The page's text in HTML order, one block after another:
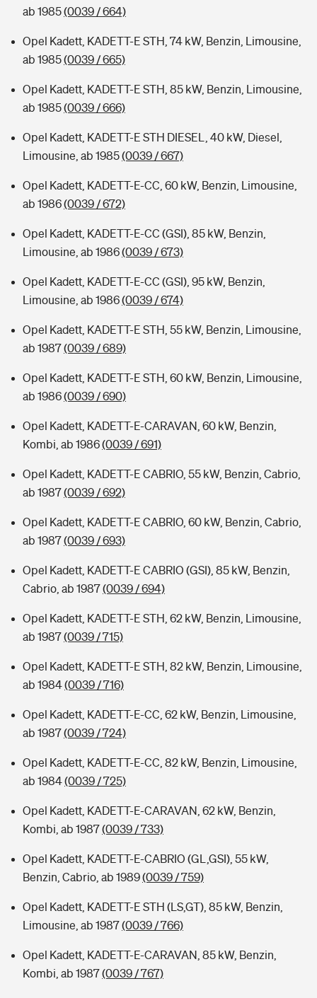
ab 1985(0039 / 664)
Opel Kadett, KADETT-E STH, 74 kW, Benzin, Limousine,
ab 1985(0039 / 665)
Opel Kadett, KADETT-E STH, 85 kW, Benzin, Limousine,
ab 1985(0039 / 666)
Opel Kadett, KADETT-E STH DIESEL, 40 kW, Diesel,
Limousine, ab 1985(0039 / 667)
Opel Kadett, KADETT-E-CC, 60 kW, Benzin, Limousine,
ab 1986(0039 / 672)
Opel Kadett, KADETT-E-CC (GSI), 85 kW, Benzin,
Limousine, ab 1986(0039 / 673)
Opel Kadett, KADETT-E-CC (GSI), 95 kW, Benzin,
Limousine, ab 1986(0039 / 674)
Opel Kadett, KADETT-E STH, 55 kW, Benzin, Limousine,
ab 1987(0039 / 689)
Opel Kadett, KADETT-E STH, 60 kW, Benzin, Limousine,
ab 1986(0039 / 690)
Opel Kadett, KADETT-E-CARAVAN, 60 kW, Benzin,
Kombi, ab 1986(0039 / 691)
Opel Kadett, KADETT-E CABRIO, 55 kW, Benzin, Cabrio,
ab 1987(0039 / 692)
Opel Kadett, KADETT-E CABRIO, 60 kW, Benzin, Cabrio,
ab 1987(0039 / 693)
Opel Kadett, KADETT-E CABRIO (GSI), 85 kW, Benzin,
Cabrio, ab 1987(0039 / 694)
Opel Kadett, KADETT-E STH, 62 kW, Benzin, Limousine,
ab 1987(0039 / 715)
Opel Kadett, KADETT-E STH, 82 kW, Benzin, Limousine,
ab 1984(0039 / 716)
Opel Kadett, KADETT-E-CC, 62 kW, Benzin, Limousine,
ab 1987(0039 / 724)
Opel Kadett, KADETT-E-CC, 82 kW, Benzin, Limousine,
ab 1984(0039 / 725)
Opel Kadett, KADETT-E-CARAVAN, 62 kW, Benzin,
Kombi, ab 1987(0039 / 733)
Opel Kadett, KADETT-E-CABRIO (GL,GSI), 55 kW,
Benzin, Cabrio, ab 1989(0039 / 759)
Opel Kadett, KADETT-E STH (LS,GT), 85 kW, Benzin,
Limousine, ab 1987(0039 / 766)
Opel Kadett, KADETT-E-CARAVAN, 85 kW, Benzin,
Kombi, ab 1987(0039 / 767)